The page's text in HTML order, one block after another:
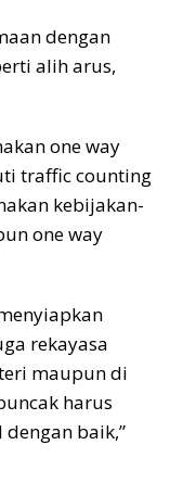
dengan
alih arus,
one way
traffic counting
kebijakan-
one way
rekayasa
maupun di
harus
baik,”